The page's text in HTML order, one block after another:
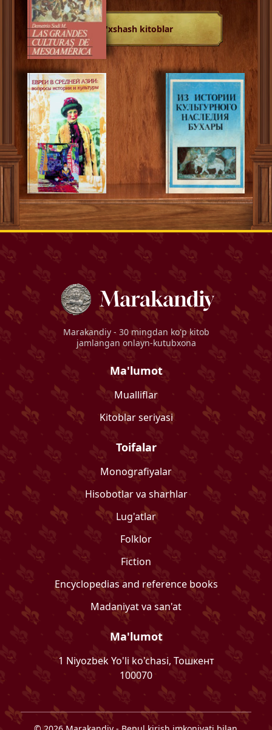
O'xshash kitoblar
Marakandiy - 30 mingdan ko'p kitob
jamlangan onlayn-kutubxona
Ma'lumot
Mualliflar
Kitoblar seriyasi
Toifalar
Monografiyalar
Hisobotlar va sharhlar
Lug'atlar
Folklor
Fiction
Encyclopedias and reference books
Madaniyat va san'at
Ma'lumot
1 Niyozbek Yo'li ko'chasi, Тошкент
100070